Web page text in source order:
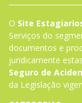
O Site
Serviços do
documentos e
juridicamente
Seguro de
da Legislação